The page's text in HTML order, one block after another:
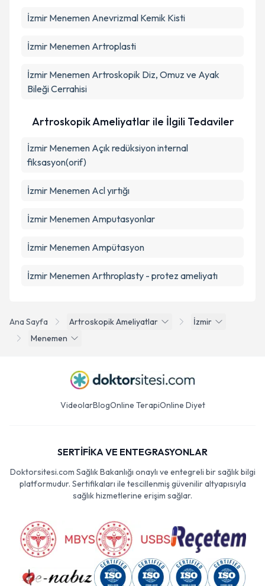
Ana Sayfa Artroskopik Ameliyatlar
İzmir
Menemen
İzmir Menemen Anevrizmal Kemik Kisti
İzmir Menemen Artroplasti
İzmir Menemen Artroskopik Diz, Omuz ve Ayak
Bileği Cerrahisi
Artroskopik Ameliyatlar ile İlgili Tedaviler
İzmir Menemen Açık redüksiyon internal
fiksasyon(orif)
İzmir Menemen Acl yırtığı
İzmir Menemen Amputasyonlar
İzmir Menemen Ampütasyon
İzmir Menemen Arthroplasty - protez ameliyatı
VideolarBlogOnline TerapiOnline Diyet
SERTİFİKA VE ENTEGRASYONLAR
Doktorsitesi.com Sağlık Bakanlığı onaylı ve entegreli bir sağlık bilgi
platformudur. Sertifikaları ile tescillenmiş güvenilir altyapısıyla
sağlık hizmetlerine erişim sağlar.